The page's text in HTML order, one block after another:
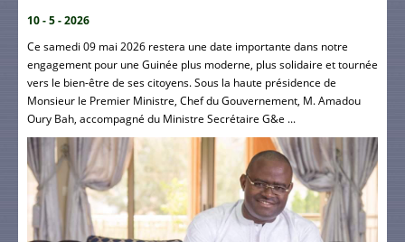
10 - 5 - 2026
Ce samedi 09 mai 2026 restera une date importante dans notre
engagement pour une Guinée plus moderne, plus solidaire et tournée
vers le bien-être de ses citoyens. Sous la haute présidence de
Monsieur le Premier Ministre, Chef du Gouvernement, M. Amadou
Oury Bah, accompagné du Ministre Secrétaire G&e ...